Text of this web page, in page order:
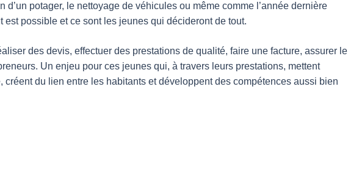
d’un potager, le nettoyage de véhicules ou même comme l’année dernière
possible et ce sont les jeunes qui décideront de tout.
des devis, effectuer des prestations de qualité, faire une facture, assurer le
Un enjeu pour ces jeunes qui, à travers leurs prestations, mettent
du lien entre les habitants et développent des compétences aussi bien